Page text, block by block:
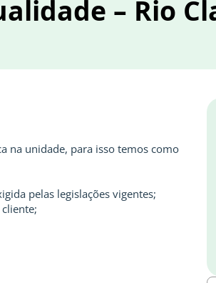
– Rio
na unidade, para isso temos como
pelas legislações vigentes;